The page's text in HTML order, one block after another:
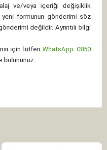
ve/veya içeriği değişiklik
formunun gönderimi söz
değildir. Ayrıntılı bilgi
için lütfen WhatsApp: 0850
bulununuz.